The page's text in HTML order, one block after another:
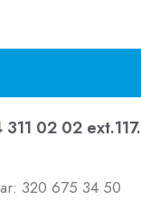
02 02 ext.117.
320 675 34 50